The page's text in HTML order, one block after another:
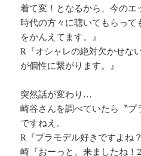
着て変！となるから、今の
時代の方々に聴いてもらっ
をかんえてます。』
R『オシャレの絶対欠かせな
が個性に繋がります。』
突然話が変わり…
崎谷さんを調べていたら〝
ですねえ。
R『プラモデル好きですよね？
崎『おーっと、来ましたね！